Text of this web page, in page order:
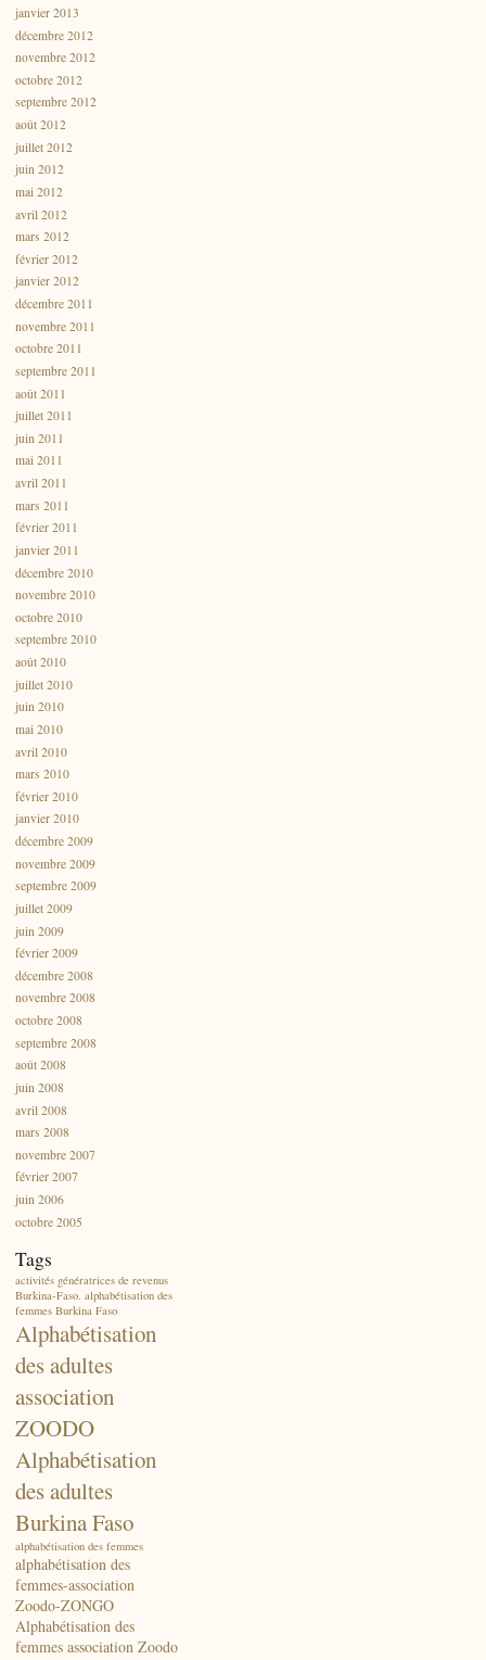
janvier 2013
décembre 2012
novembre 2012
octobre 2012
septembre 2012
août 2012
juillet 2012
juin 2012
mai 2012
avril 2012
mars 2012
février 2012
janvier 2012
décembre 2011
novembre 2011
octobre 2011
septembre 2011
août 2011
juillet 2011
juin 2011
mai 2011
avril 2011
mars 2011
février 2011
janvier 2011
décembre 2010
novembre 2010
octobre 2010
septembre 2010
août 2010
juillet 2010
juin 2010
mai 2010
avril 2010
mars 2010
février 2010
janvier 2010
décembre 2009
novembre 2009
septembre 2009
juillet 2009
juin 2009
février 2009
décembre 2008
novembre 2008
octobre 2008
septembre 2008
août 2008
juin 2008
avril 2008
mars 2008
novembre 2007
février 2007
juin 2006
octobre 2005
Tags
activités génératrices de revenus
Burkina-Faso. alphabétisation des
femmes Burkina Faso
Alphabétisation
des adultes
association
ZOODO
Alphabétisation
des adultes
Burkina Faso
alphabétisation des femmes
alphabétisation des
femmes-association
Zoodo-ZONGO
Alphabétisation des
femmes association Zoodo